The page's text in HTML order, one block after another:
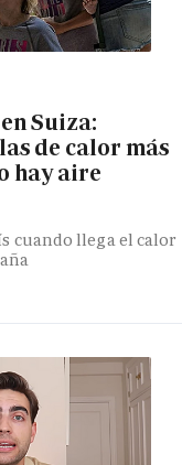
Suiza:
de calor más
hay aire
cuando llega el calor